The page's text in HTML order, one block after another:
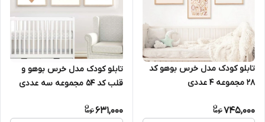
تابلو کودک مدل خرس بوهو کد
28 مجموعه 4 عددی
745,000
تابلو کودک مدل خرس بوهو و
قلب کد 54 مجموعه سه عددی
631,000